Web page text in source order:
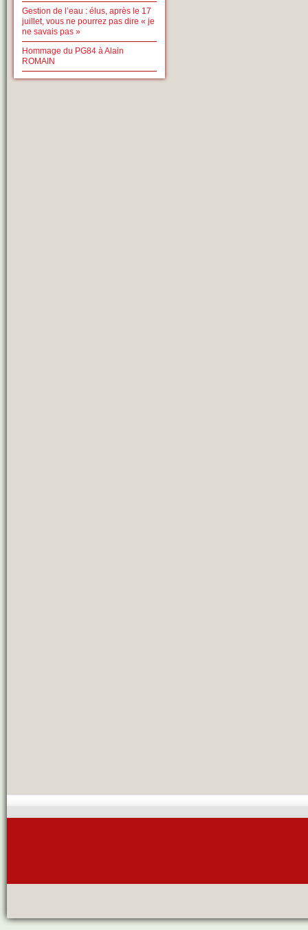
Gestion de l’eau : élus, après le 17
juillet, vous ne pourrez pas dire « je
ne savais pas »
Hommage du PG84 à Alain
ROMAIN